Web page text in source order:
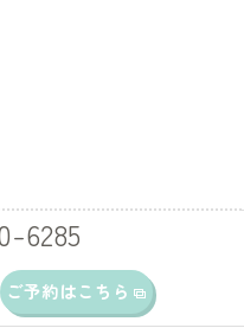
6285
ご予約はこちら